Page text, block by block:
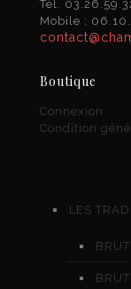
Tél.
Mobile :
Boutique
Connexion
Condition
LES